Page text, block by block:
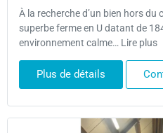
À la recherche d’un bien hors du
superbe ferme en U datant de
environnement calme… Lire plus
Plus de détails